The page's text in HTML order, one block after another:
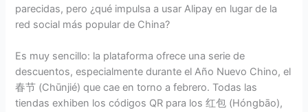
parecidas, pero ¿qué impulsa a usar Alipay en lugar de la
red social más popular de China?
Es muy sencillo: la plataforma ofrece una serie de
descuentos, especialmente durante el Año Nuevo Chino, el
春节 (Chūnjié) que cae en torno a febrero. Todas las
tiendas exhiben los códigos QR para los 红包 (Hóngbāo),